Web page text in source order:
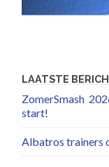
LAATSTE
ZomerSmash
start!
Albatros trainers